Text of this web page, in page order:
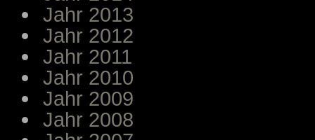
Jahr 2013
Jahr 2012
Jahr 2011
Jahr 2010
Jahr 2009
Jahr 2008